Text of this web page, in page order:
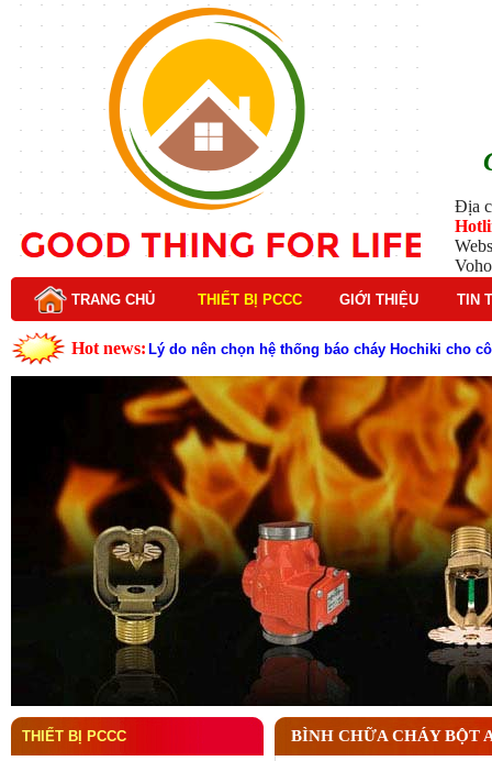
Địa
TRANG CHỦ THIẾT BỊ PCCC GIỚI THIỆU TIN
Hot news: Lý do nên chọn hệ thống báo cháy Hochiki cho
Cấu tạo và nguyên lý hoạt động của báo cháy
Tìm hiểu chi tiết về hệ thống báo cháy Horing
Các loại thang dây thoát hiểm phổ biến trên thị
Thang dây thoát hiểm có tác dụng gì trong tình
Cấu tạo đầu phun chữa cháy trong hệ thống
Kim thu sét là gì? Cấu tạo, nguyên lý hoạt động
Đầu phun chữa cháy là gì và nguyên lý hoạt
Đầu phun chữa cháy là gì ? Tìm hiểu chi tiết từ A-
THIẾT BỊ PCCC BÌNH CHỮA CHÁY BỘT